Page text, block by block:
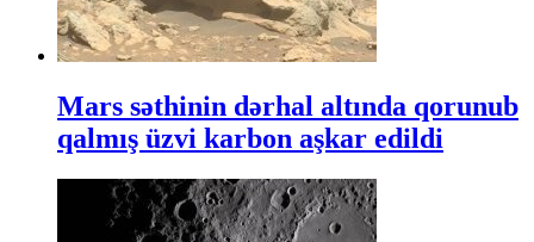
Mars səthinin dərhal altında qorunub
qalmış üzvi karbon aşkar edildi